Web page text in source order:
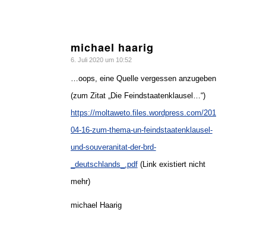
michael haarig
sagte:
6. Juli 2020 um 10:52
…oops, eine Quelle vergessen anzugeben
(zum Zitat „Die Feindstaatenklausel…“)
https://moltaweto.files.wordpress.com/2010/04/10-
04-16-zum-thema-un-feindstaatenklausel-
und-souveranitat-der-brd-
_deutschlands_.pdf(Link existiert nicht
mehr)
michael Haarig